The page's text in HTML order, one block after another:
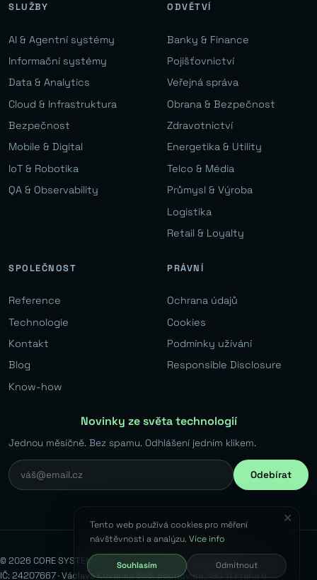
SLUŽBY
AI & Agentní systémy
Informační systémy
Data & Analytics
Cloud & Infrastruktura
Bezpečnost
Mobile & Digital
IoT & Robotika
QA & Observability
ODVĚTVÍ
Banky & Finance
Pojišťovnictví
Veřejná správa
Obrana & Bezpečnost
Zdravotnictví
Energetika & Utility
Telco & Média
Průmysl & Výroba
Logistika
Retail & Loyalty
SPOLEČNOST
Reference
Technologie
Kontakt
Blog
Know-how
PRÁVNÍ
Ochrana údajů
Cookies
Podmínky užívání
Responsible Disclosure
Novinky ze světa technologií
Jednou měsíčně. Bez spamu. Odhlášení jedním klikem.
Odebírat
© 2026 CORE SYSTEMS s.r.o. Všechna práva vyhrazena.
IČ: 24207667 · Václava Kovaříka 383, Běchovice, 190 11 Praha 9
✕
Tento web používá cookies pro měření
návštěvnosti a analýzu.Více info
Souhlasím Odmítnout